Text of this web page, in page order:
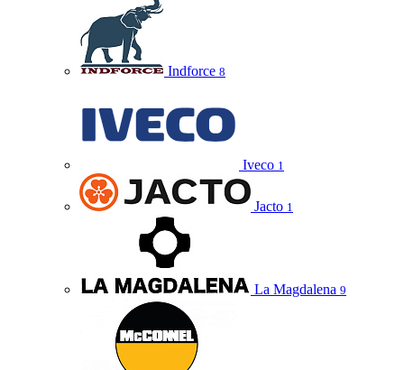
Indforce 8
Iveco 1
Jacto 1
La Magdalena 9